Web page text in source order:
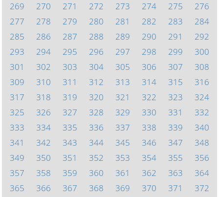
269
270 271 272 273 274 275
276
277
278 279 280 281 282 283
284
285
286 287 288 289 290 291
292
293
294 295 296 297 298 299
300
301
302 303 304 305 306 307
308
309
310 311 312 313 314 315
316
317
318 319 320 321 322 323
324
325
326 327 328 329 330 331
332
333
334 335 336 337 338 339
340
341
342 343 344 345 346 347
348
349
350 351 352 353 354 355
356
357
358 359 360 361 362 363
364
365
366 367 368 369 370 371 372